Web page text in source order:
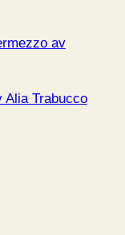
av
Alia Trabucco